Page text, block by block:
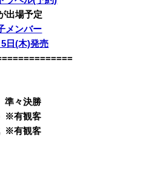
出場予定
メンバー
日(木)発売
準々決勝
※有観客
※有観客